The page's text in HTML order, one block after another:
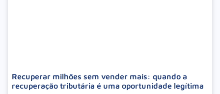
Recuperar milhões sem vender mais: quando a
recuperação tributária é uma oportunidade legítima